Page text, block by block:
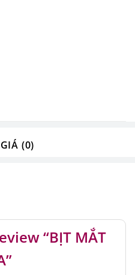
(0)
“BỊT MẮT